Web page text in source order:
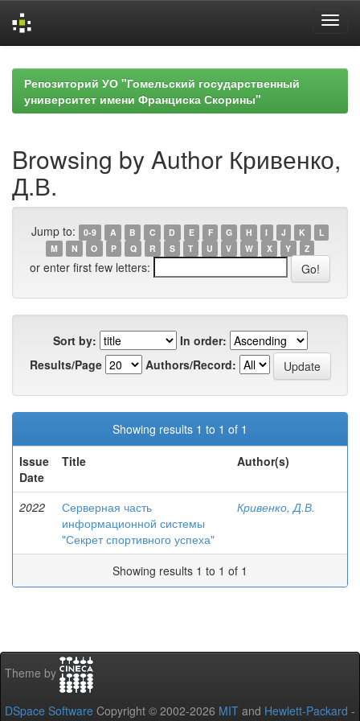
navigationРепозиторий УО "Гомельский государственный
университет имени Франциска Скорины"
Browsing by Author Кривенко,
Д.В.
Jump to: 0-9 A B C D E F G H I J K
L
M
N O P Q R S T U V W X Y Z
or enter first few letters:
Sort by:
In order:
Results/Page
Authors/Record:
Showing results 1 to 1 of 1
Issue
Date
Title Author(s)
2022
Серверная часть
информационной системы
"Секрет спортивного успеха"
Кривенко, Д.В.
Showing results 1 to 1 of 1
Theme by
DSpace Software Copyright © 2002-2026 MIT and Hewlett-Packard -